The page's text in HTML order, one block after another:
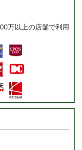
万以上の店舗で利用